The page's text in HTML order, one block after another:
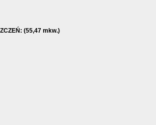
(55,47 mkw.)